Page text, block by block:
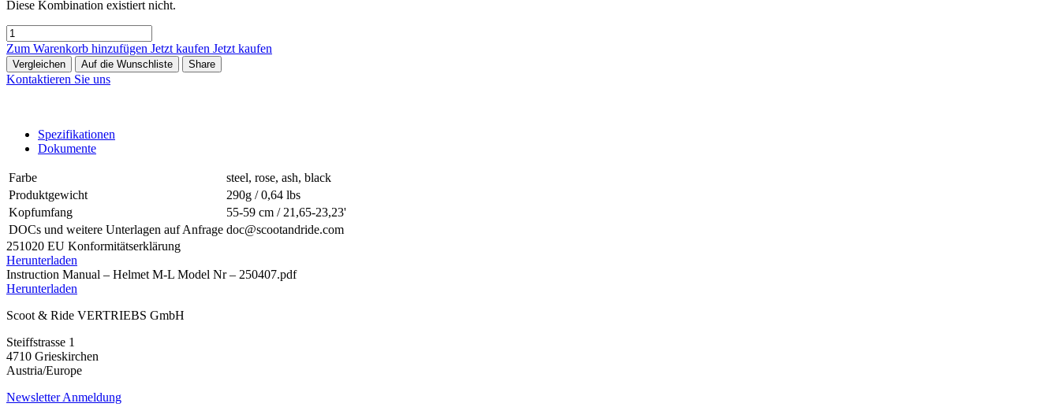
Diese Kombination existiert nicht.
Zum Warenkorb hinzufügen Jetzt kaufen Jetzt kaufen
Vergleichen Auf die Wunschliste Share
Kontaktieren Sie uns
Spezifikationen
Dokumente
Farbe steel, rose, ash, black
Produktgewicht
290g / 0,64 lbs
Kopfumfang
55-59 cm / 21,65-23,23'
DOCs und weitere Unterlagen auf Anfrage doc@scootandride.com
251020 EU Konformitätserklärung
Herunterladen
Instruction Manual – Helmet M-L Model Nr – 250407.pdf
Herunterladen
Scoot & Ride VERTRIEBS GmbH
Steiffstrasse 1
4710 Grieskirchen
Austria/Europe
Newsletter Anmeldung